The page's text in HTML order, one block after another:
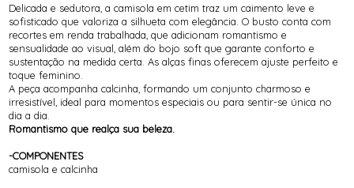
Delicada e sedutora, a camisola em cetim traz um caimento leve e
sofisticado que valoriza a silhueta com elegância. O busto conta com
recortes em renda trabalhada, que adicionam romantismo e
sensualidade ao visual, além do bojo soft que garante conforto e
sustentação na medida certa. As alças finas oferecem ajuste perfeito e
toque feminino.
A peça acompanha calcinha, formando um conjunto charmoso e
irresistível, ideal para momentos especiais ou para sentir-se única no
dia a dia.
Romantismo que realça sua beleza.
-COMPONENTES
camisola e calcinha